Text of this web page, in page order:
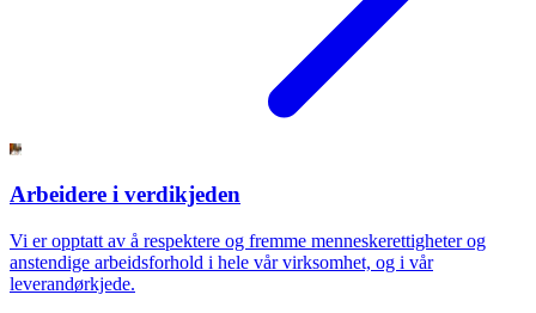
Arbeidere i verdikjeden
Vi er opptatt av å respektere og fremme menneskerettigheter og
anstendige arbeidsforhold i hele vår virksomhet, og i vår
leverandørkjede.